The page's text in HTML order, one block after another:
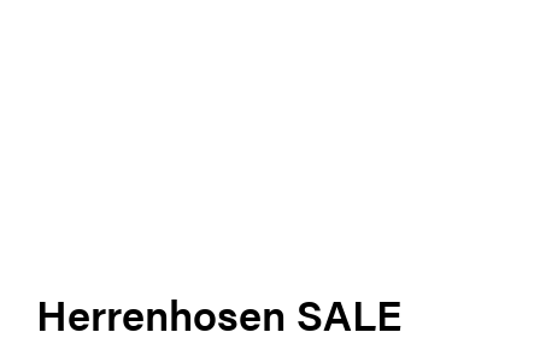
Herrenhosen SALE